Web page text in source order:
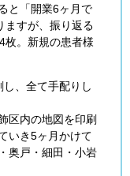
と「開業6ヶ月で
ますが、振り返る
枚。新規の患者様
、全て手配りし
区内の地図を印刷
いき5ヶ月かけて
奥戸・細田・小岩